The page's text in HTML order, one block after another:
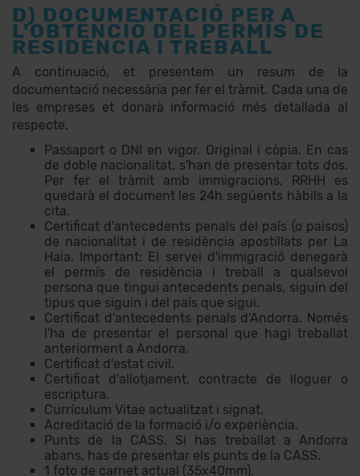
D) DOCUMENTACIÓ PER A
L'OBTENCIÓ DEL PERMÍS DE
RESIDÈNCIA I TREBALL
A continuació, et presentem un resum de la
documentació necessària per fer el tràmit. Cada una de
les empreses et donarà informació més detallada al
respecte.
Passaport o DNI en vigor. Original i còpia. En cas
de doble nacionalitat, s'han de presentar tots dos.
Per fer el tràmit amb immigracions, RRHH es
quedarà el document les 24h següents hàbils a la
cita.
Certificat d'antecedents penals del país (o països)
de nacionalitat i de residència apostillats per La
Haia. Important: El servei d'immigració denegarà
el permís de residència i treball a qualsevol
persona que tingui antecedents penals, siguin del
tipus que siguin i del país que sigui.
Certificat d'antecedents penals d'Andorra. Només
l'ha de presentar el personal que hagi treballat
anteriorment a Andorra.
Certificat d'estat civil.
Certificat d'allotjament, contracte de lloguer o
escriptura.
Currículum Vitae actualitzat i signat.
Acreditació de la formació i/o experiència.
Punts de la CASS. Si has treballat a Andorra
abans, has de presentar els punts de la CASS.
1 foto de carnet actual (35x40mm).